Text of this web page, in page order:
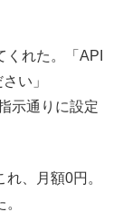
れた。「API
い」
示通りに設定
、月額0円。